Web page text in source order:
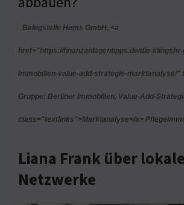
Belegstelle Hems GmbH, <a
href="https://finanzanlagentipps.de/die-
immobilien-value-add-strategie-marktanalyse/"
Gruppe: Berliner Immobilien, Value-Add-
class="textlinks">Marktanalyse</a>
Liana Frank über lokale
Netzwerke